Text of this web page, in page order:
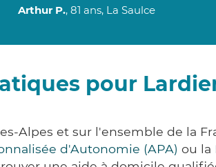
Arthur P., 81 ans, La Saulce
pour
Alpes et sur l'ensemble de la
d'Autonomie (APA) ou la